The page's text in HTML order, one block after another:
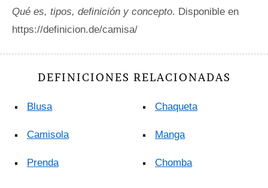
Qué es, tipos, definición y concepto. Disponible en
https://definicion.de/camisa/
DEFINICIONES RELACIONADAS
Blusa
Camisola
Prenda
Chaqueta
Manga
Chomba